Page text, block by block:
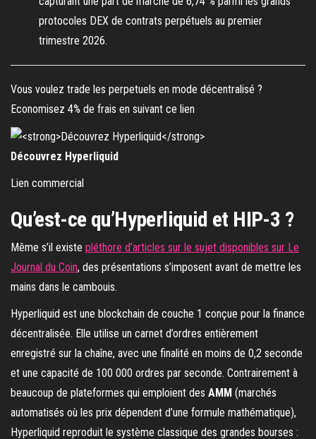
protocoles DEX de contrats perpétuels au premier
trimestre 2026.
Vous voulez trade les perpetuels en mode décentralisé ?
Economisez 4% de frais en suivant ce lien
Découvrez Hyperliquid
Lien commercial
Qu’est-ce qu’Hyperliquid et HIP-3 ?
Même s’il existe pléthore d’articles sur le sujet disponibles sur Le
Journal du Coin, des présentations s’imposent avant de mettre les
mains dans le cambouis.
Hyperliquid est une blockchain de couche 1 conçue pour la finance
décentralisée. Elle utilise un carnet d’ordres entièrement
enregistré sur la chaîne, avec une finalité en moins de 0,2 seconde
et une capacité de 100 000 ordres par seconde. Contrairement à
beaucoup de plateformes qui emploient des AMM (marchés
automatisés où les prix dépendent d’une formule mathématique),
Hyperliquid reproduit le système classique des grandes bourses :